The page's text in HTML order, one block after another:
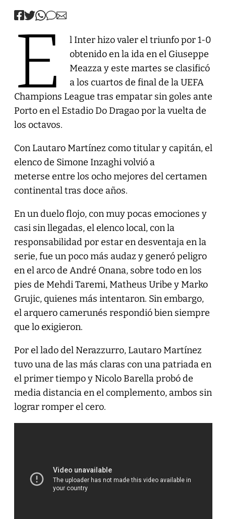
E
l Inter hizo valer el triunfo por 1-0
obtenido en la ida en el Giuseppe
Meazza y este martes se clasificó
a los cuartos de final de la UEFA
Champions League tras empatar sin goles ante
Porto en el Estadio Do Dragao por la vuelta de
los octavos.
Con Lautaro Martínez como titular y capitán, el
elenco de Simone Inzaghi volvió a
meterse entre los ocho mejores del certamen
continental tras doce años.
En un duelo flojo, con muy pocas emociones y
casi sin llegadas, el elenco local, con la
responsabilidad por estar en desventaja en la
serie, fue un poco más audaz y generó peligro
en el arco de André Onana, sobre todo en los
pies de Mehdi Taremi, Matheus Uribe y Marko
Grujic, quienes más intentaron. Sin embargo,
el arquero camerunés respondió bien siempre
que lo exigieron.
Por el lado del Nerazzurro, Lautaro Martínez
tuvo una de las más claras con una patriada en
el primer tiempo y Nicolo Barella probó de
media distancia en el complemento, ambos sin
lograr romper el cero.